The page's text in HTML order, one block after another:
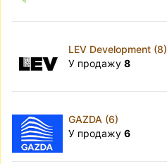
LEV Development (8)
У продажу 8
GAZDA (6)
У продажу 6